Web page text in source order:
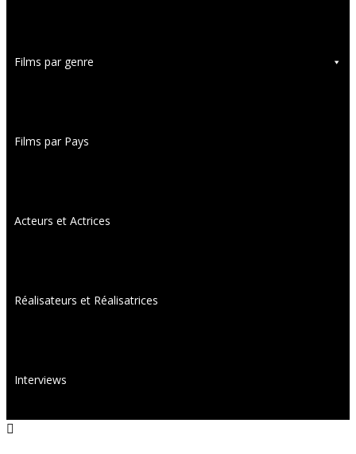
Films par genre
Films par Pays
Acteurs et Actrices
Réalisateurs et Réalisatrices
Interviews